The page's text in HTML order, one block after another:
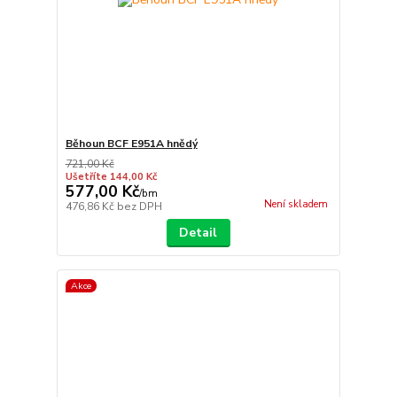
Běhoun BCF E951A hnědý
721,00 Kč
Ušetříte 144,00 Kč
577,00 Kč/bm
476,86 Kč bez DPH Není skladem
Detail
Akce